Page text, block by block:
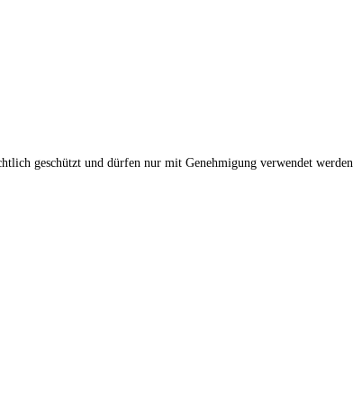
geschützt und dürfen nur mit Genehmigung verwendet werden.